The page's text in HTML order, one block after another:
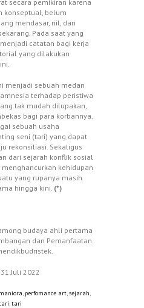
secara pemikiran karena
konseptual, belum
mendasar, riil, dan
Pada saat yang
catatan bagi kerja
yang dilakukan
menjadi sebuah medan
terhadap peristiwa
tak mudah dilupakan,
bagi para korbannya.
sebuah usaha
seni (tari) yang dapat
rekonsiliasi. Sekaligus
dari sejarah konflik sosial
kehidupan
yang rupanya masih
hingga kini. (*)
budaya ahli pertama
dan Pemanfaatan
, 31 Juli 2022
, perfomance art,sejarah
,tari